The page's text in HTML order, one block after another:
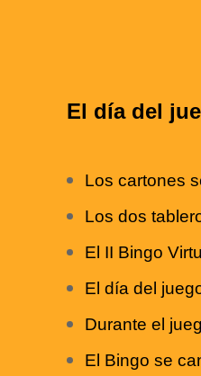
El día del
Los cartones
Los dos
El II Bingo
El día del
Durante el
El Bingo se